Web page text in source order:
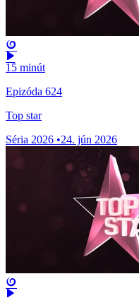
15 minút
Epizóda 624
Top star
Séria 2026 •24. jún 2026